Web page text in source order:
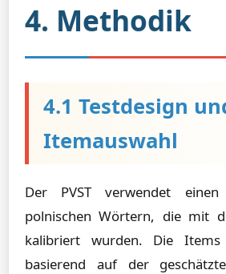
4. Methodik
4.1 Testdesign
Itemauswahl
Der PVST verwendet
polnischen Wörtern, die mit
kalibriert wurden. Die
basierend auf der